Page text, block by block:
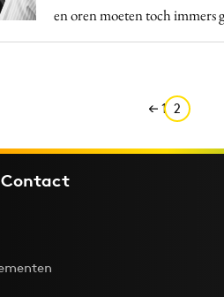
en oren moeten toch immers
1 2
Contact